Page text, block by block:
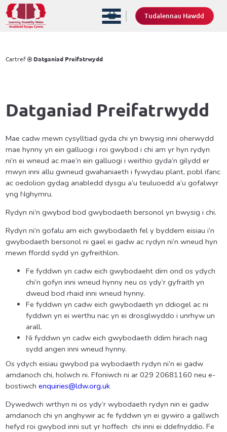
Tudalennau Hawdd
Cartref Datganiad Preifatrwydd
Datganiad Preifatrwydd
Mae cadw mewn cysylltiad gyda chi yn bwysig inni oherwydd
mae hynny yn ein galluogi i roi gwybod i chi am yr hyn rydyn
ni’n ei wneud ac mae’n ein galluogi i weithio gyda’n gilydd er
mwyn inni allu gwneud gwahaniaeth i fywydau plant, pobl ifanc
ac oedolion gydag anabledd dysgu a’u teuluoedd a’u gofalwyr
yng Nghymru.
Rydyn ni’n gwybod bod gwybodaeth bersonol yn bwysig i chi.
Rydyn ni’n gofalu am eich gwybodaeth fel y byddem eisiau i’n
gwybodaeth bersonol ni gael ei gadw ac rydyn ni’n wneud hyn
mewn ffordd sydd yn gyfreithlon.
Fe fyddwn yn cadw eich gwybodaeht dim ond os ydych
chi’n gofyn inni wneud hynny neu os ydy’r gyfraith yn
dweud bod rhaid inni wneud hynny.
Fe fyddwn yn cadw eich gwybodaeth yn ddiogel ac ni
fyddwn yn ei werthu nac yn ei drosglwyddo i unrhyw un
arall.
Ni fyddwn yn cadw eich gwybodaeth ddim hirach nag
sydd angen inni wneud hynny.
Os ydych eisiau gwybod pa wybodaeth rydyn ni’n ei gadw
amdanoch chi, holwch ni. Ffoniwch ni ar 029 20681160 neu e-
bostiwch enquiries@ldw.org.uk
Dywedwch wrthyn ni os ydy’r wybodaeth rydyn nin ei gadw
amdanoch chi yn anghywir ac fe fyddwn yn ei gywiro a gallwch
hefyd roi gwybod inni sut yr hoffech chi inni ei ddefnyddio. Fe